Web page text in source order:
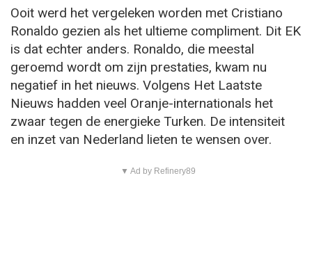
Ooit werd het vergeleken worden met Cristiano
Ronaldo gezien als het ultieme compliment. Dit EK
is dat echter anders. Ronaldo, die meestal
geroemd wordt om zijn prestaties, kwam nu
negatief in het nieuws. Volgens Het Laatste
Nieuws hadden veel Oranje-internationals het
zwaar tegen de energieke Turken. De intensiteit
en inzet van Nederland lieten te wensen over.
▼ Ad by Refinery89